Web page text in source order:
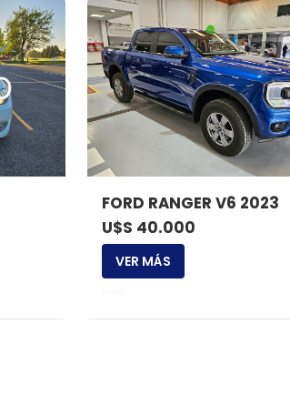
FORD RANGER V6 2023
U$S 40.000
VER MÁS